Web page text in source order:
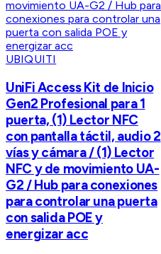
UBIQUITI
UniFi Access Kit de Inicio
Gen2 Profesional para 1
puerta, (1) Lector NFC
con pantalla táctil, audio 2
vías y cámara / (1) Lector
NFC y de movimiento UA-
G2 / Hub para conexiones
para controlar una puerta
con salida POE y
energizar acc